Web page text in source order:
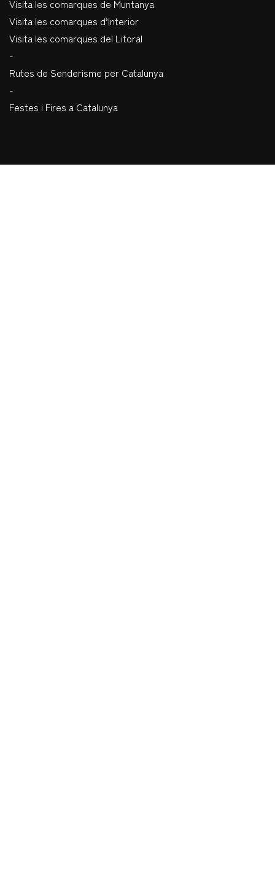
Visita les comarques de Muntanya
Visita les comarques d’Interior
Visita les comarques del Litoral
-
Rutes de Senderisme per Catalunya
-
Festes i Fires a Catalunya